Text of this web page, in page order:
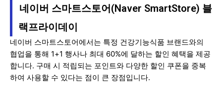
네이버 스마트스토어(Naver SmartStore) 블
랙프라이데이
네이버 스마트스토어에서는 특정 건강기능식품 브랜드와의
협업을 통해 1+1 행사나 최대 60%에 달하는 할인 혜택을 제공
합니다. 구매 시 적립되는 포인트와 다양한 할인 쿠폰을 중복
하여 사용할 수 있다는 점이 큰 장점입니다.